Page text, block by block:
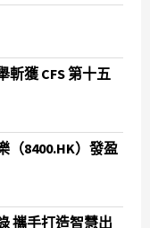
獲 CFS 第十五
（8400.HK）發盈
攜手打造智慧出